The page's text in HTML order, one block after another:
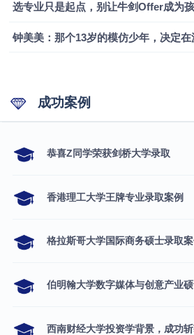
选专业只是起点，别让牛剑Offer成为
成功案例
​恭喜Z同学荣获剑桥大学录取
香港理工大学王牌专业录取案例
格拉斯哥大学国际商务硕士录取案
伯明翰大学数字媒体与创意产业
西南财经大学投资学背景，成功